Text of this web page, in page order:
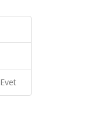
Evet